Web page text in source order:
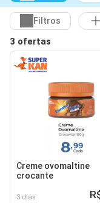
Filtros
3 ofertas
Creme ovomaltine
crocante
3 dias